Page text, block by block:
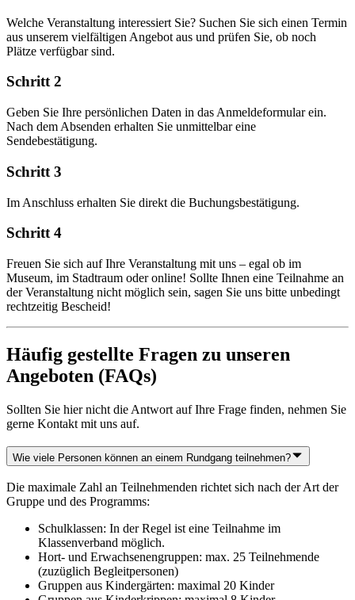
Welche Veranstaltung interessiert Sie? Suchen Sie sich einen Termin
aus unserem vielfältigen Angebot aus und prüfen Sie, ob noch
Plätze verfügbar sind.
Schritt 2
Geben Sie Ihre persönlichen Daten in das Anmeldeformular ein.
Nach dem Absenden erhalten Sie unmittelbar eine
Sendebestätigung.
Schritt 3
Im Anschluss erhalten Sie direkt die Buchungsbestätigung.
Schritt 4
Freuen Sie sich auf Ihre Veranstaltung mit uns – egal ob im
Museum, im Stadtraum oder online! Sollte Ihnen eine Teilnahme an
der Veranstaltung nicht möglich sein, sagen Sie uns bitte unbedingt
rechtzeitig Bescheid!
Häufig gestellte Fragen zu unseren
Angeboten (FAQs)
Sollten Sie hier nicht die Antwort auf Ihre Frage finden, nehmen Sie
gerne Kontakt mit uns auf.
Wie viele Personen können an einem Rundgang teilnehmen?
Die maximale Zahl an Teilnehmenden richtet sich nach der Art der
Gruppe und des Programms:
Schulklassen: In der Regel ist eine Teilnahme im
Klassenverband möglich.
Hort- und Erwachsenengruppen: max. 25 Teilnehmende
(zuzüglich Begleitpersonen)
Gruppen aus Kindergärten: maximal 20 Kinder